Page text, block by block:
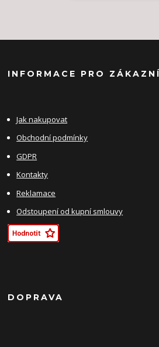
INFORMACE PRO
Jak nakupovat
Obchodní podmínky
GDPR
Kontakty
Reklamace
Odstoupení od kupní smlouvy
DOPRAVA